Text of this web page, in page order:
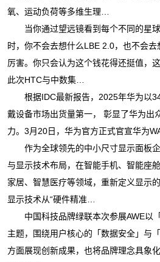
氧、运动负荷等多维生理…
当你通过望远镜看到每个不同的星球
时，你不会去想什么LBE 2.0，也不会
厉害。你只会认为这个钱花得还挺值，
此次HTC与中数集…
根据IDC最新报告，2025年华为以
戴设备市场出货量第一， 彰显了华为出
力。3月20日，华为官方正式官宣华为
作为全球领先的中小尺寸显示面板企
与显示技术布局，在智能手机、智能座
家居、智慧医疗等领域，重新定义显示
显示技术从“硬件精准…
中国科技品牌绿联本次参展AWE以
主题，围绕用户核心的「数据安全」与
方面展现创新成果，也将品牌理念具象